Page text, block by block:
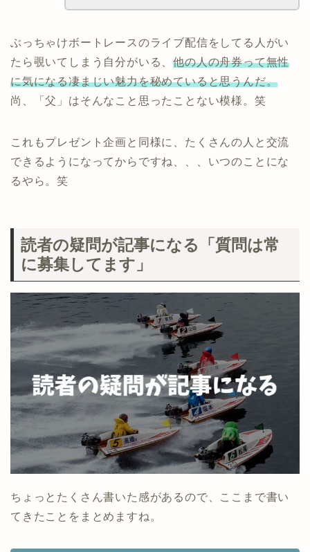
ぶっちゃけボートレースのライブ配信をしてる人がい
たら覗いてしまう自分がいる、他の人の舟券って無性
に気になる凄まじい魅力を秘めていると思うんだ。
尚、「父」はそんなこと思ったことない模様。笑
これもプレゼント企画と同様に、たくさんの人と交流
できるようになってからですね、、、いつのことにな
るやら。笑
読者の疑問が記事になる「質問は常
に募集してます」
ちょっとたくさん書いた感があるので、ここまで書い
てきたことをまとめますね。